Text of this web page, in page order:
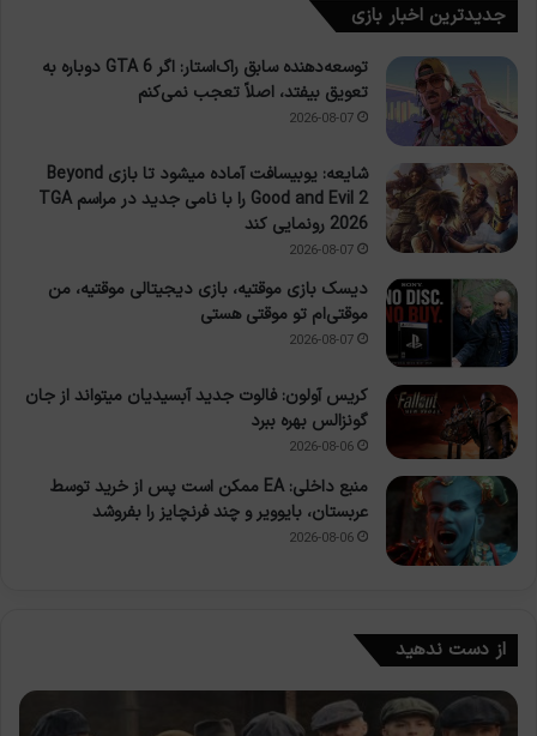
جدیدترین اخبار بازی
توسعه‌دهنده سابق راک‌استار: اگر GTA 6 دوباره به
تعویق بیفتد، اصلاً تعجب نمی‌کنم
2026-08-07
شایعه: یوبیسافت آماده میشود تا بازی Beyond
Good and Evil 2 را با نامی جدید در مراسم TGA
2026 رونمایی کند
2026-08-07
دیسک بازی موقتیه، بازی دیجیتالی موقتیه، من
موقتی‌ام تو موقتی هستی
2026-08-07
کریس آولون: فالوت جدید آبسیدیان میتواند از جان
گونزالس بهره ببرد
2026-08-06
منبع داخلی: EA ممکن است پس از خرید توسط
عربستان، بایوویر و چند فرنچایز را بفروشد
2026-08-06
از دست ندهید